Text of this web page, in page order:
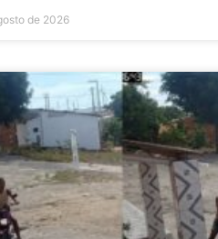
de 2026